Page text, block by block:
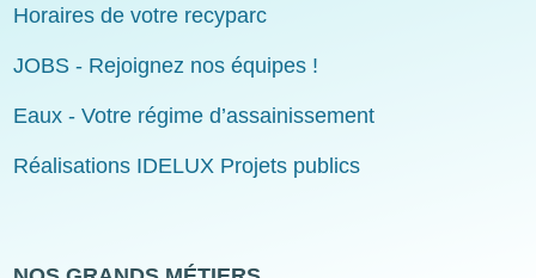
Horaires de votre recyparc
JOBS - Rejoignez nos équipes !
Eaux - Votre régime d’assainissement
Réalisations IDELUX Projets publics